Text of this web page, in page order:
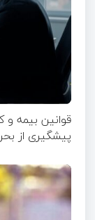
قوانین بیمه و
پیشگیری از